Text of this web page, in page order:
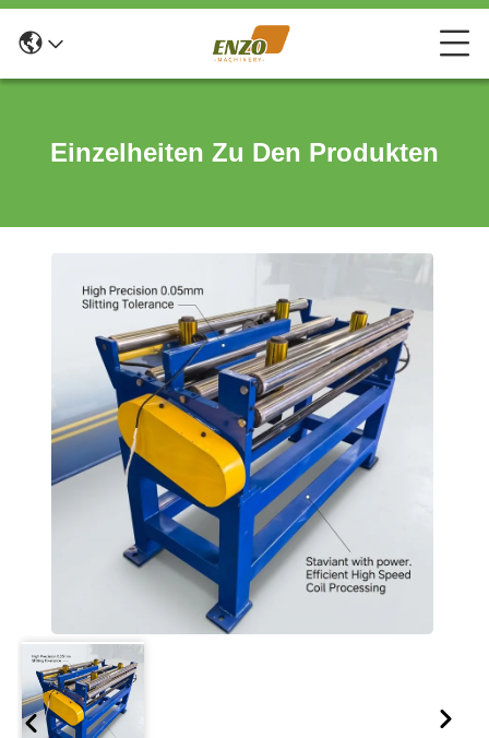
Einzelheiten Zu Den Produkten